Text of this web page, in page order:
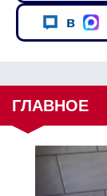
в
ГЛАВНОЕ